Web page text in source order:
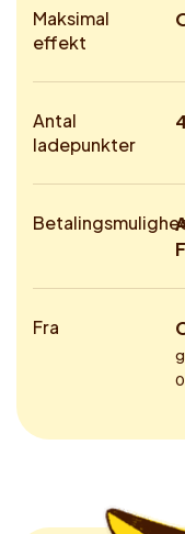
Maksimal
effekt
Antal
ladepunkter
Fra